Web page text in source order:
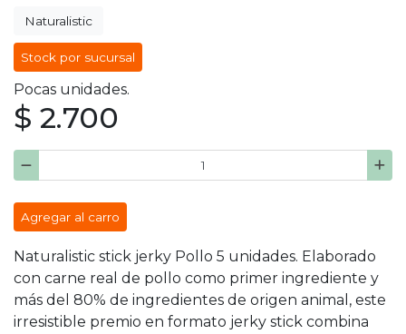
Naturalistic
Stock por sucursal
Pocas unidades.
$ 2.700
Agregar al carro
Naturalistic stick jerky Pollo 5 unidades. Elaborado
con carne real de pollo como primer ingrediente y
más del 80% de ingredientes de origen animal, este
irresistible premio en formato jerky stick combina